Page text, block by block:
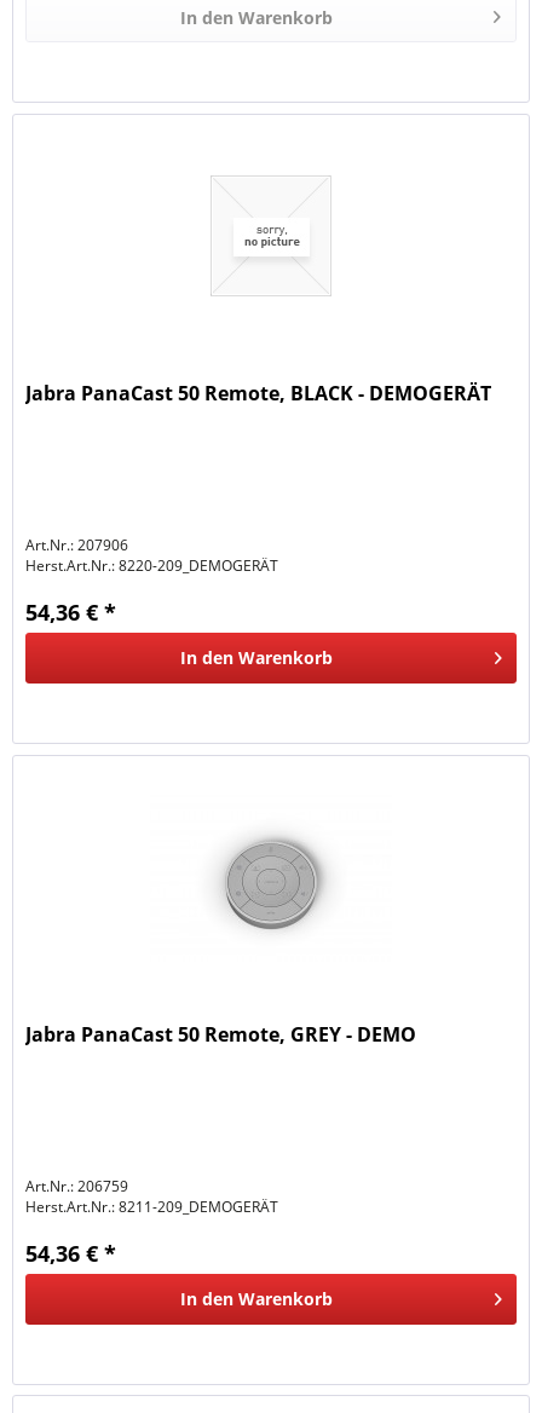
In den Warenkorb
Jabra PanaCast 50 Remote, BLACK - DEMOGERÄT
Art.Nr.: 207906
Herst.Art.Nr.:8220-209_DEMOGERÄT
54,36 € *
In den Warenkorb
Jabra PanaCast 50 Remote, GREY - DEMO
Art.Nr.: 206759
Herst.Art.Nr.:8211-209_DEMOGERÄT
54,36 € *
In den Warenkorb